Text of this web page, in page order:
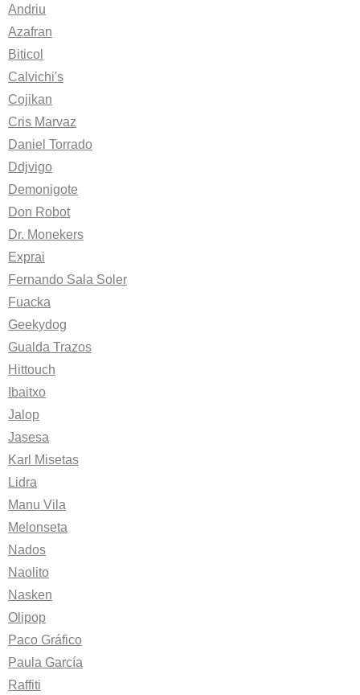
Andriu
Azafran
Biticol
Calvichi's
Cojikan
Cris Marvaz
Daniel Torrado
Ddjvigo
Demonigote
Don Robot
Dr. Monekers
Exprai
Fernando Sala Soler
Fuacka
Geekydog
Gualda Trazos
Hittouch
Ibaitxo
Jalop
Jasesa
Karl Misetas
Lidra
Manu Vila
Melonseta
Nados
Naolito
Nasken
Olipop
Paco Gráfico
Paula García
Raffiti